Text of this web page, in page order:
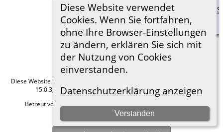
Diese Website verwendet
Cookies. Wenn Sie fortfahren,
ohne Ihre Browser-Einstellungen
zu ändern, erklären Sie sich mit
der Nutzung von Cookies
einverstanden.
Datenschutzerklärung anzeigen
Verstanden
Maria Anna Schenk.z.S.
nach 1495-1567
Diese Website läuft mit
15.0.3, programmiert von Darrin Lythgoe © 2001-2026.
Betreut von
Hier geht es zum Impressum